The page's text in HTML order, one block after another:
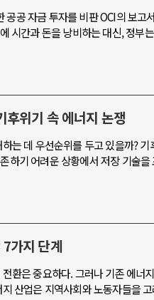
공 자금 투자를 비판 OCI의 보
시간과 돈을 낭비하는 대신, 정부
후위기 속 에너지 논쟁
는 데 우선순위를 두고 있을까?
하기 어려운 상황에서 저장 기술
가지 단계
환은 중요하다. 그러나 기존 에너
산업은 지역사회와 노동자들을